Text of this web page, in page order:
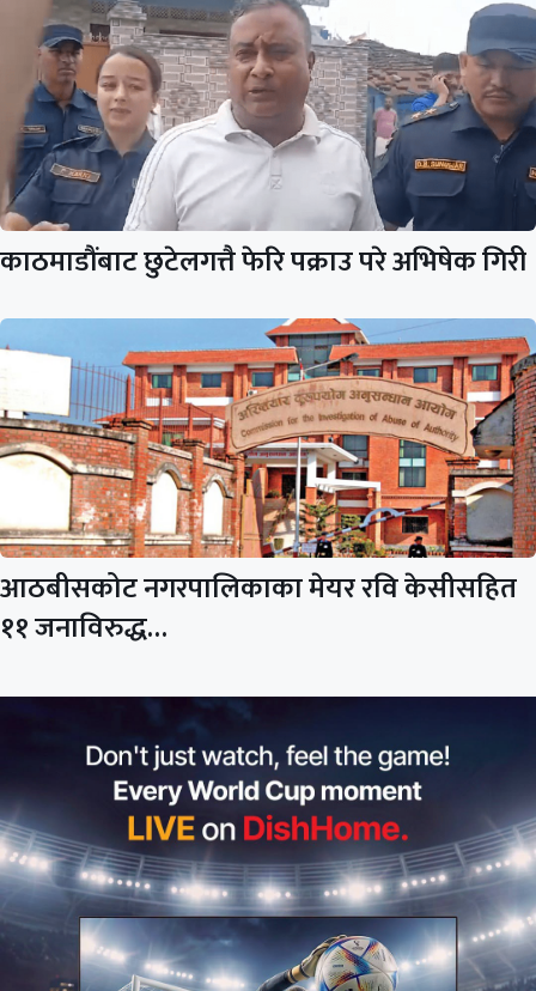
काठमाडौंबाट छुटेलगत्तै फेरि पक्राउ परे अभिषेक गिरी
आठबीसकोट नगरपालिकाका मेयर रवि केसीसहित
११ जनाविरुद्ध…